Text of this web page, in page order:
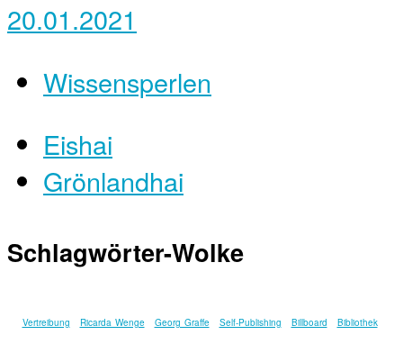
20.01.2021
Wissensperlen
Eishai
Grönlandhai
Schlagwörter-Wolke
Vertreibung Ricarda Wenge Georg Graffe Self-Publishing Billboard Bibliothek